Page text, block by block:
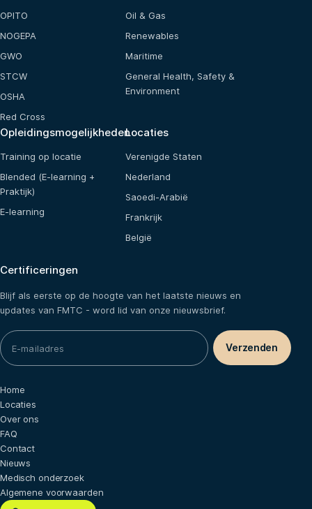
OPITO
NOGEPA
GWO
STCW
OSHA
Red Cross
Oil & Gas
Renewables
Maritime
General Health, Safety &
Environment
Opleidingsmogelijkheden
Training op locatie
Blended (E-learning +
Praktijk)
E-learning
Locaties
Verenigde Staten
Nederland
Saoedi-Arabië
Frankrijk
België
Certificeringen
Blijf als eerste op de hoogte van het laatste nieuws en
updates van FMTC - word lid van onze nieuwsbrief.
Home
Locaties
Over ons
FAQ
Contact
Nieuws
Medisch onderzoek
Algemene voorwaarden